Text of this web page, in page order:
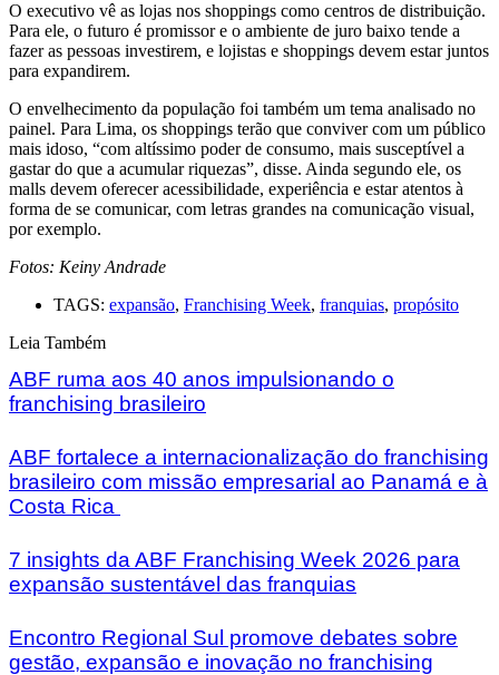
O executivo vê as lojas nos shoppings como centros de distribuição.
Para ele, o futuro é promissor e o ambiente de juro baixo tende a
fazer as pessoas investirem, e lojistas e shoppings devem estar juntos
para expandirem.
O envelhecimento da população foi também um tema analisado no
painel. Para Lima, os shoppings terão que conviver com um público
mais idoso, “com altíssimo poder de consumo, mais susceptível a
gastar do que a acumular riquezas”, disse. Ainda segundo ele, os
malls devem oferecer acessibilidade, experiência e estar atentos à
forma de se comunicar, com letras grandes na comunicação visual,
por exemplo.
Fotos: Keiny Andrade
TAGS: expansão, Franchising Week, franquias, propósito
Leia Também
ABF ruma aos 40 anos impulsionando o
franchising brasileiro
ABF fortalece a internacionalização do franchising
brasileiro com missão empresarial ao Panamá e à
Costa Rica
7 insights da ABF Franchising Week 2026 para
expansão sustentável das franquias
Encontro Regional Sul promove debates sobre
gestão, expansão e inovação no franchising